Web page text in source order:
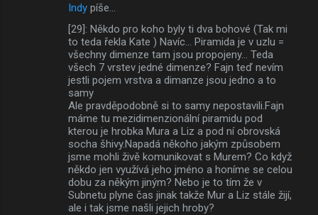
Indy píše…
[29]: Někdo pro koho byly ti dva bohové (Tak mi
to teda řekla Kate ) Navíc... Piramida je v uzlu =
všechny dimenze tam jsou propojeny... Teda
všech 7 vrstev jedné dimenze? Fajn teď nevím
jestli pojem vrstva a dimanze jsou jedno a to
samy
Ale pravděpodobně si to samy nepostavili.Fajn
máme tu mezidimenzionální piramidu pod
kterou je hrobka Mura a Liz a pod ní obrovská
socha šhivy.Napadá někoho jakým způsobem
jsme mohli živě komunikovat s Murem? Co když
někdo jen využívá jeho jméno a honíme se celou
dobu za někým jiným? Nebo je to tím že v
Subnetu plyne čas jinak takže Mur a Liz stále žijí,
ale i tak jsme našli jejich hroby?